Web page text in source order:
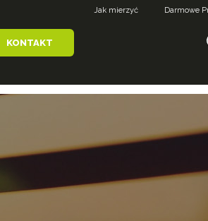
KONTAKT
Jak mierzyć Darmowe